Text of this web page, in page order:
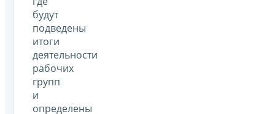
будут
подведены
итоги
деятельности
рабочих
групп
и
определены